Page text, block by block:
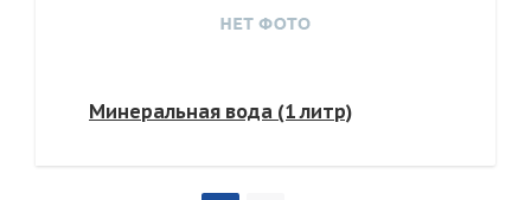
Минеральная вода (1 литр)